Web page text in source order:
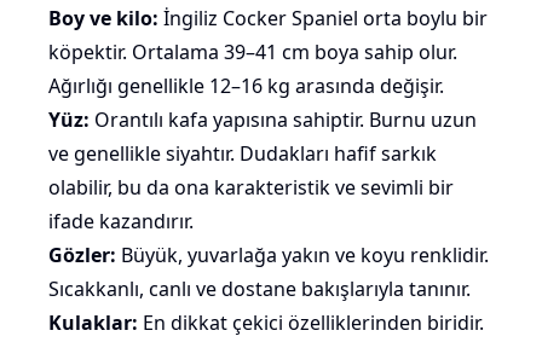
Boy ve kilo: İngiliz Cocker Spaniel orta boylu bir
köpektir. Ortalama 39–41 cm boya sahip olur.
Ağırlığı genellikle 12–16 kg arasında değişir.
Yüz: Orantılı kafa yapısına sahiptir. Burnu uzun
ve genellikle siyahtır. Dudakları hafif sarkık
olabilir, bu da ona karakteristik ve sevimli bir
ifade kazandırır.
Gözler: Büyük, yuvarlağa yakın ve koyu renklidir.
Sıcakkanlı, canlı ve dostane bakışlarıyla tanınır.
Kulaklar: En dikkat çekici özelliklerinden biridir.